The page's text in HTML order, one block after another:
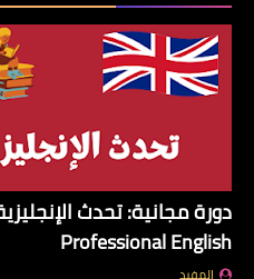
Professional English